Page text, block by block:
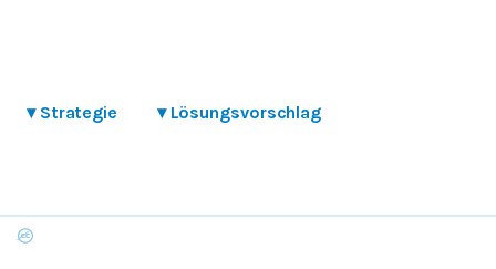
▾ Strategie ▾ Lösungsvorschlag